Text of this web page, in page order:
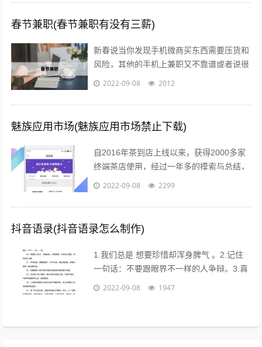
春节兼职(春节兼职有没有三薪)
新春说当你发现手机微商买东西需要压货和
风险，其他的手机上兼职又不靠谱或者说很
不靠谱的时候，来吧，终于等到啦！新春切
2022-09-08 2012
魅族应用市场(魅族应用市场禁止下载)
自2016年茶到店上线以来，获得2000多家
终端茶店使用，经过一年多的摸索与总结，
茶到店APP Beta2.0版本于2017年4月26日
2022-09-08 2299
抖音语录(抖音语录怎么制作)
1.我们总是 想要珍惜却浑身脾气 。2.记住
一句话：不要跟眼界不一样的人争辩。3.真
的不用时刻替别人着想，不是每个人都能把
2022-09-08 1947